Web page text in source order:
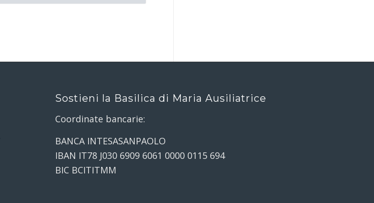
Sostieni la Basilica di Maria Ausiliatrice
Coordinate bancarie:
BANCA INTESASANPAOLO
IBAN IT78 J030 6909 6061 0000 0115 694
BIC BCITITMM